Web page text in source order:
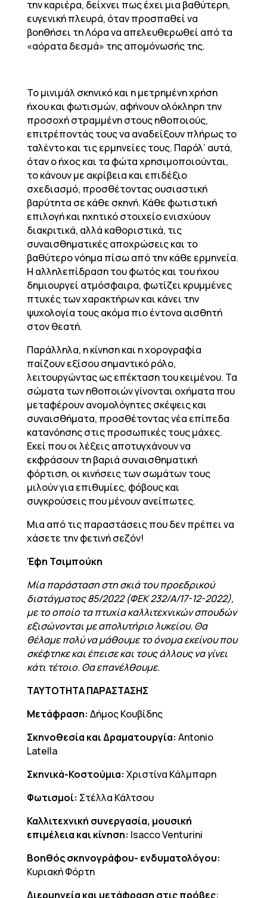
την καριέρα, δείχνει πως έχει μια βαθύτερη,
ευγενική πλευρά, όταν προσπαθεί να
βοηθήσει τη Λόρα να απελευθερωθεί από τα
«αόρατα δεσμά» της απομόνωσής της.
Το μινιμάλ σκηνικό και η μετρημένη χρήση
ήχου και φωτισμών, αφήνουν ολόκληρη την
προσοχή στραμμένη στους ηθοποιούς,
επιτρέποντάς τους να αναδείξουν πλήρως το
ταλέντο και τις ερμηνείες τους. Παρόλ’ αυτά,
όταν ο ήχος και τα φώτα χρησιμοποιούνται,
το κάνουν με ακρίβεια και επιδέξιο
σχεδιασμό, προσθέτοντας ουσιαστική
βαρύτητα σε κάθε σκηνή. Κάθε φωτιστική
επιλογή και ηχητικό στοιχείο ενισχύουν
διακριτικά, αλλά καθοριστικά, τις
συναισθηματικές αποχρώσεις και το
βαθύτερο νόημα πίσω από την κάθε ερμηνεία.
Η αλληλεπίδραση του φωτός και του ήχου
δημιουργεί ατμόσφαιρα, φωτίζει κρυμμένες
πτυχές των χαρακτήρων και κάνει την
ψυχολογία τους ακόμα πιο έντονα αισθητή
στον θεατή.
Παράλληλα, η κίνηση και η χορογραφία
παίζουν εξίσου σημαντικό ρόλο,
λειτουργώντας ως επέκταση του κειμένου. Τα
σώματα των ηθοποιών γίνονται οχήματα που
μεταφέρουν ανομολόγητες σκέψεις και
συναισθήματα, προσθέτοντας νέα επίπεδα
κατανόησης στις προσωπικές τους μάχες.
Εκεί που οι λέξεις αποτυγχάνουν να
εκφράσουν τη βαριά συναισθηματική
φόρτιση, οι κινήσεις των σωμάτων τους
μιλούν για επιθυμίες, φόβους και
συγκρούσεις που μένουν ανείπωτες.
Μια από τις παραστάσεις που δεν πρέπει να
χάσετε την φετινή σεζόν!
Έφη Τσιμπούκη
Μία παράσταση στη σκιά του προεδρικού
διατάγματος 85/2022 (ΦΕΚ 232/Α/17-12-2022),
με το οποίο τα πτυχία καλλιτεχνικών σπουδών
εξισώνονται με απολυτήριο λυκείου. Θα
θέλαμε πολύ να μάθουμε το όνομα εκείνου που
σκέφτηκε και έπεισε και τους άλλους να γίνει
κάτι τέτοιο. Θα επανέλθουμε.
ΤΑΥΤΟΤΗΤΑ ΠΑΡΑΣΤΑΣΗΣ
Μετάφραση: Δήμος Κουβίδης
Σκηνοθεσία και Δραματουργία: Antonio
Latella
Σκηνικά-Κοστούμια: Χριστίνα Κάλμπαρη
Φωτισμοί: Στέλλα Κάλτσου
Καλλιτεχνική συνεργασία, μουσική
επιμέλεια και κίνηση: Isacco Venturini
Βοηθός σκηνογράφου- ενδυματολόγου:
Κυριακή Φόρτη
Διερμηνεία και μετάφραση στις πρόβες: